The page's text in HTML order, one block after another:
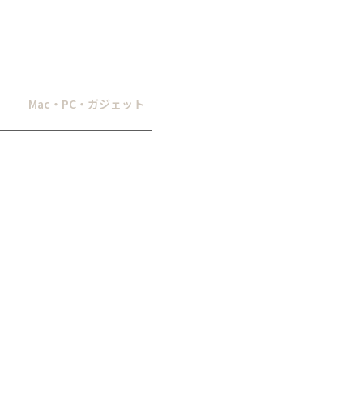
Mac・PC・ガジェット